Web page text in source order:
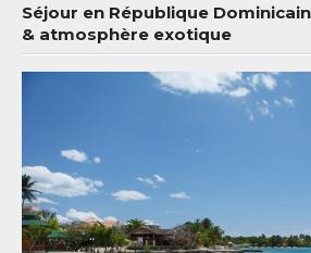
Séjour en République
& atmosphère exotique